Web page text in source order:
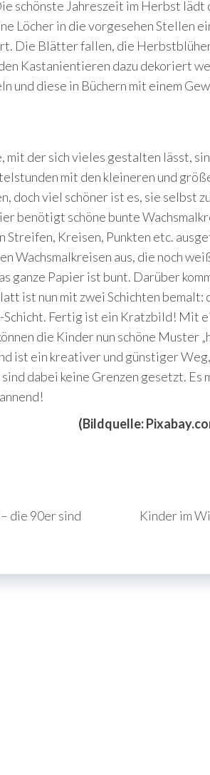
schönste Jahreszeit im Herbst lädt
Löcher in die vorgesehen Stellen
Die Blätter fallen, die
Kastanientieren dazu dekoriert
und diese in Büchern mit einem
mit der sich vieles gestalten lässt,
mit den kleineren und
doch viel schöner ist es, sie selbst
benötigt schöne bunte
Streifen, Kreisen, Punkten etc.
Wachsmalkreisen aus, die noch
ganze Papier ist bunt. Darüber
ist nun mit zwei Schichten bemalt:
Schicht. Fertig ist ein Kratzbild! Mit
die Kinder nun schöne Muster
ist ein kreativer und günstiger
dabei keine Grenzen gesetzt. Es
(Bildquelle:
die 90er sind
Kinder im